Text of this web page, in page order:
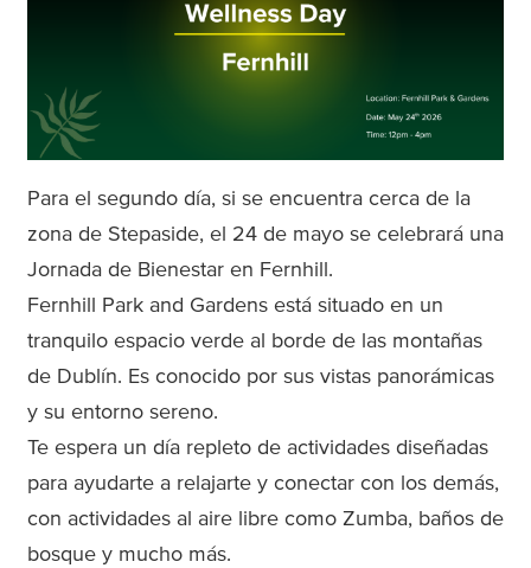
Para el segundo día, si se encuentra cerca de la
zona de Stepaside, el 24 de mayo se celebrará una
Jornada de Bienestar en Fernhill.
Fernhill Park and Gardens está situado en un
tranquilo espacio verde al borde de las montañas
de Dublín. Es conocido por sus vistas panorámicas
y su entorno sereno.
Te espera un día repleto de actividades diseñadas
para ayudarte a relajarte y conectar con los demás,
con actividades al aire libre como Zumba, baños de
bosque y mucho más.